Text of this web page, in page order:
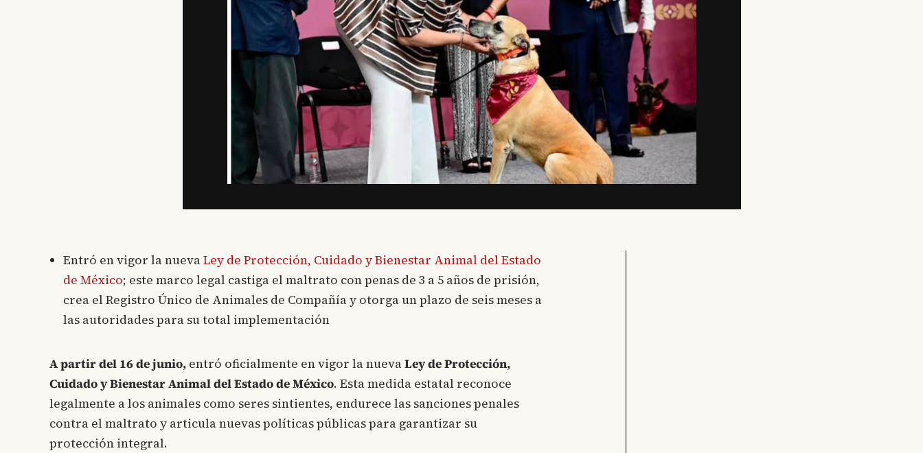
Entró en vigor la nuevaLey de Protección, Cuidado y Bienestar Animal del Estado
de México; este marco legal castiga el maltrato con penas de 3 a 5 años de prisión,
crea el Registro Único de Animales de Compañía y otorga un plazo de seis meses a
las autoridades para su total implementación
A partir del 16 de junio, entró oficialmente en vigor la nuevaLey de Protección,
Cuidado y Bienestar Animal del Estado de México. Esta medida estatal reconoce
legalmente a los animales como seres sintientes, endurece las sanciones penales
contra el maltrato y articula nuevas políticas públicas para garantizar su
protección integral.